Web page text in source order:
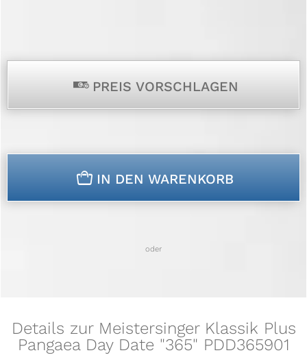
p PREIS VORSCHLAGEN
n IN DEN WARENKORB
oder
Details zur Meistersinger Klassik Plus
Pangaea Day Date "365" PDD365901